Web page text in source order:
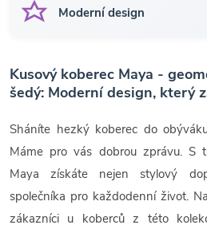
Moderní design
Kusový koberec Maya -
šedý: Moderní design, který
Sháníte hezký koberec do
Máme pro vás dobrou zprávu. S
Maya získáte nejen stylový
společníka pro každodenní život.
zákazníci u koberců z této